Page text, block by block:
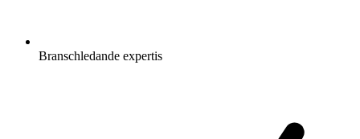
Branschledande expertis